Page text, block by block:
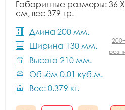
Габаритные размеры: 36 X
см, вес 379 гр.
Длина 200 мм.
Ширина 130 мм.
Высота 210 мм.
Объём 0.01 куб.м.
Вес: 0.379 кг.